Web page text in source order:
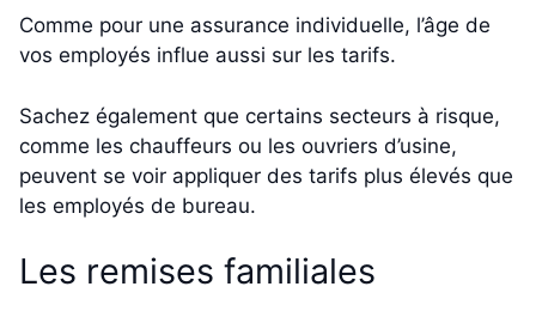
Comme pour une assurance individuelle, l’âge de
vos employés influe aussi sur les tarifs.
Sachez également que certains secteurs à risque,
comme les chauffeurs ou les ouvriers d’usine,
peuvent se voir appliquer des tarifs plus élevés que
les employés de bureau.
Les remises familiales